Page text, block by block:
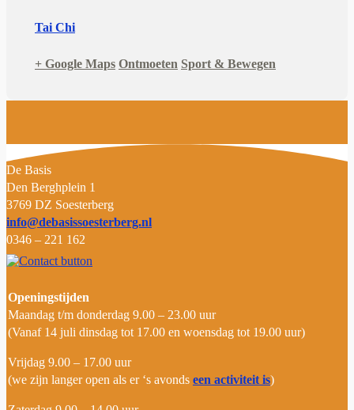
Tai Chi
+ Google Maps Ontmoeten Sport & Bewegen
De Basis
Den Berghplein 1
3769 DZ Soesterberg
info@debasissoesterberg.nl
0346 – 221 162
Openingstijden
Maandag t/m donderdag 9.00 – 23.00 uur
(Vanaf 14 juli dinsdag tot 17.00 en woensdag tot 19.00 uur)
Vrijdag 9.00 – 17.00 uur
(we zijn langer open als er ‘s avonds een activiteit is)